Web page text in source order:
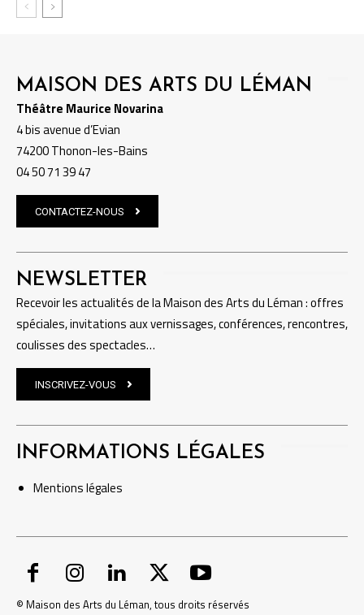
MAISON DES ARTS DU LÉMAN
Théâtre Maurice Novarina
4 bis avenue d’Evian
74200 Thonon-les-Bains
04 50 71 39 47
CONTACTEZ-NOUS
NEWSLETTER
Recevoir les actualités de la Maison des Arts du Léman : offres
spéciales, invitations aux vernissages, conférences, rencontres,
coulisses des spectacles…
INSCRIVEZ-VOUS
INFORMATIONS LÉGALES
Mentionslégales
© Maison des Arts du Léman, tous droits réservés